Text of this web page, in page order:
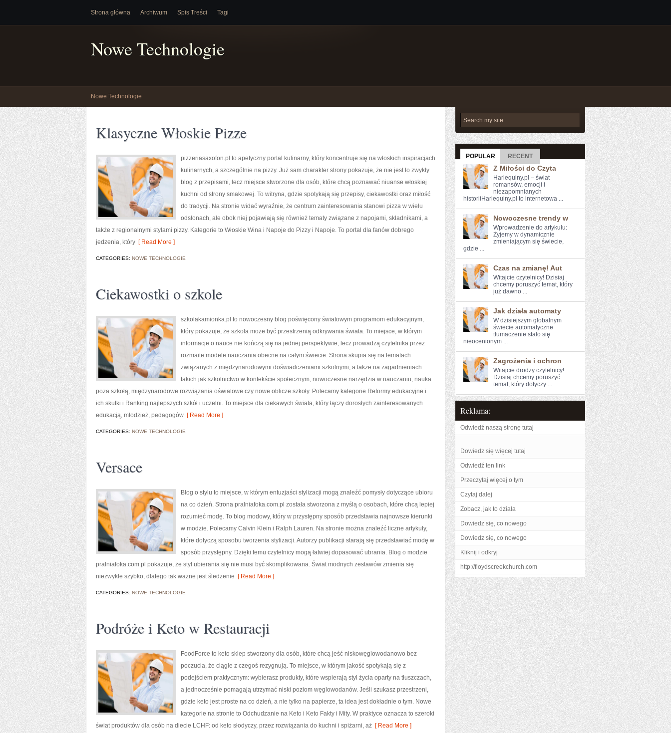
Strona główna Archiwum Spis Treści Tagi
Nowe Technologie
Nowe Technologie
Klasyczne Włoskie Pizze
pizzeriasaxofon.pl to apetyczny portal kulinarny, który koncentruje się na włoskich inspiracjach
kulinarnych, a szczególnie na pizzy. Już sam charakter strony pokazuje, że nie jest to zwykły
blog z przepisami, lecz miejsce stworzone dla osób, które chcą poznawać niuanse włoskiej
kuchni od strony smakowej. To witryna, gdzie spotykają się przepisy, ciekawostki oraz miłość
do tradycji. Na stronie widać wyraźnie, że centrum zainteresowania stanowi pizza w wielu
odsłonach, ale obok niej pojawiają się również tematy związane z napojami, składnikami, a
także z regionalnymi stylami pizzy. Kategorie to Włoskie Wina i Napoje do Pizzy i Napoje. To portal dla fanów dobrego
jedzenia, który [ Read More ]
CATEGORIES: NOWE TECHNOLOGIE
Ciekawostki o szkole
szkolakamionka.pl to nowoczesny blog poświęcony światowym programom edukacyjnym,
który pokazuje, że szkoła może być przestrzenią odkrywania świata. To miejsce, w którym
informacje o nauce nie kończą się na jednej perspektywie, lecz prowadzą czytelnika przez
rozmaite modele nauczania obecne na całym świecie. Strona skupia się na tematach
związanych z międzynarodowymi doświadczeniami szkolnymi, a także na zagadnieniach
takich jak szkolnictwo w kontekście społecznym, nowoczesne narzędzia w nauczaniu, nauka
poza szkołą, międzynarodowe rozwiązania oświatowe czy nowe oblicze szkoły. Polecamy kategorie Reformy edukacyjne i
ich skutki i Ranking najlepszych szkół i uczelni. To miejsce dla ciekawych świata, który łączy dorosłych zainteresowanych
edukacją, młodzież, pedagogów [ Read More ]
CATEGORIES: NOWE TECHNOLOGIE
Versace
Blog o stylu to miejsce, w którym entuzjaści stylizacji mogą znaleźć pomysły dotyczące ubioru
na co dzień. Strona pralniafoka.com.pl została stworzona z myślą o osobach, które chcą lepiej
rozumieć modę. To blog modowy, który w przystępny sposób przedstawia najnowsze kierunki
w modzie. Polecamy Calvin Klein i Ralph Lauren. Na stronie można znaleźć liczne artykuły,
które dotyczą sposobu tworzenia stylizacji. Autorzy publikacji starają się przedstawiać modę w
sposób przystępny. Dzięki temu czytelnicy mogą łatwiej dopasować ubrania. Blog o modzie
pralniafoka.com.pl pokazuje, że styl ubierania się nie musi być skomplikowana. Świat modnych zestawów zmienia się
niezwykle szybko, dlatego tak ważne jest śledzenie [ Read More ]
CATEGORIES: NOWE TECHNOLOGIE
Podróże i Keto w Restauracji
FoodForce to keto sklep stworzony dla osób, które chcą jeść niskowęglowodanowo bez
poczucia, że ciągle z czegoś rezygnują. To miejsce, w którym jakość spotykają się z
podejściem praktycznym: wybierasz produkty, które wspierają styl życia oparty na tłuszczach,
a jednocześnie pomagają utrzymać niski poziom węglowodanów. Jeśli szukasz przestrzeni,
gdzie keto jest proste na co dzień, a nie tylko na papierze, ta idea jest dokładnie o tym. Nowe
kategorie na stronie to Odchudzanie na Keto i Keto Fakty i Mity. W praktyce oznacza to szeroki
świat produktów dla osób na diecie LCHF: od keto słodyczy, przez rozwiązania do kuchni i spiżarni, aż [ Read More ]
POPULAR RECENT
Z Miłości do Czyta
Harlequiny.pl – świat
romansów, emocji i
niezapomnianych
historiiHarlequiny.pl to internetowa ...
Nowoczesne trendy w
Wprowadzenie ‌do artykułu:
Żyjemy w dynamicznie
zmieniającym się świecie,​
gdzie ...
Czas na zmianę! Aut
Witajcie czytelnicy! ‌Dzisiaj
chcemy poruszyć temat, który‍
już ‌dawno ...
Jak działa automaty
W dzisiejszym globalnym
świecie automatyczne ​
tłumaczenie stało się
nieocenionym ...
Zagrożenia i ochron
Witajcie ​drodzy ​czytelnicy!
⁢Dzisiaj chcemy poruszyć
temat, który dotyczy ...
Reklama:
Odwiedź naszą stronę tutaj
Dowiedz się więcej tutaj
Odwiedź ten link
Przeczytaj więcej o tym
Czytaj dalej
Zobacz, jak to działa
Dowiedz się, co nowego
Dowiedz się, co nowego
Kliknij i odkryj
http://floydscreekchurch.com